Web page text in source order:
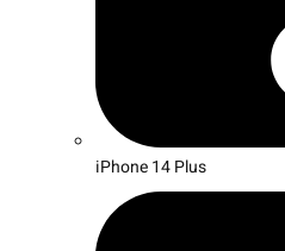
iPhone 14 Plus